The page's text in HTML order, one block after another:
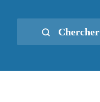
Chercher